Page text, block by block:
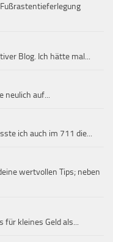
Blog. Ich hätte mal...
neulich auf...
ich auch im 711 die...
wertvollen Tips; neben
für kleines Geld als...